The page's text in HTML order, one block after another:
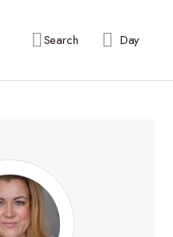
Search Day